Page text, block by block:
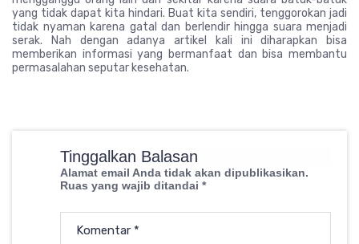
yang tidak dapat kita hindari. Buat kita sendiri, tenggorokan jadi
tidak nyaman karena gatal dan berlendir hingga suara menjadi
serak. Nah dengan adanya artikel kali ini diharapkan bisa
memberikan informasi yang bermanfaat dan bisa membantu
permasalahan seputar kesehatan.
Tinggalkan Balasan
Alamat email Anda tidak akan dipublikasikan.
Ruas yang wajib ditandai *
Komentar *